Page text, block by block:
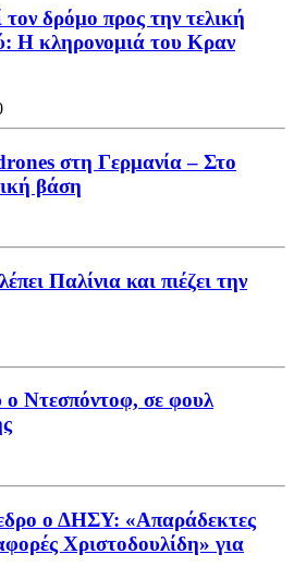
δρόμο προς την τελική
Η κληρονομιά του Κραν
στη Γερμανία – Στο
βάση
Παλίνια και πιέζει την
Ντεσπόντοφ, σε φουλ
ο ΔΗΣΥ: «Απαράδεκτες
Χριστοδουλίδη» για